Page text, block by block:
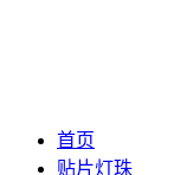
首页
贴片灯珠